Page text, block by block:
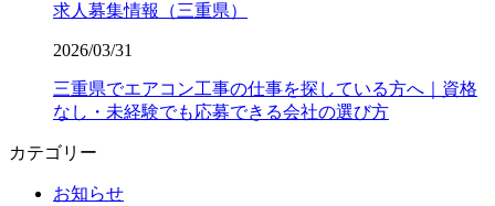
求人募集情報（三重県）
2026/03/31
三重県でエアコン工事の仕事を探している方へ｜資格
なし・未経験でも応募できる会社の選び方
カテゴリー
お知らせ